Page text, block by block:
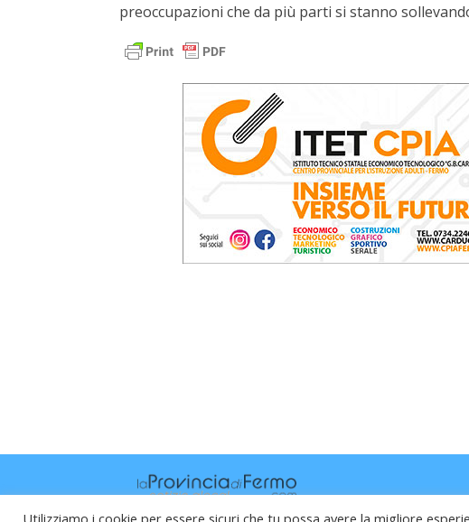
preoccupazioni che da più parti si stanno
Utilizziamo i cookie per essere sicuri che tu possa avere la migliore